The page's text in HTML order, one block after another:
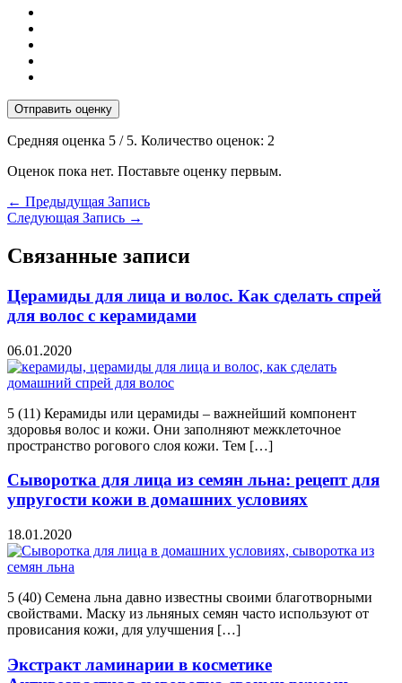
Отправить оценку
Средняя оценка 5 / 5. Количество оценок: 2
Оценок пока нет. Поставьте оценку первым.
← Предыдущая Запись
Следующая Запись →
Связанные записи
Церамиды для лица и волос. Как сделать спрей
для волос с керамидами
06.01.2020
5 (11) Керамиды или церамиды – важнейший компонент
здоровья волос и кожи. Они заполняют межклеточное
пространство рогового слоя кожи. Тем […]
Сыворотка для лица из семян льна: рецепт для
упругости кожи в домашних условиях
18.01.2020
5 (40) Семена льна давно известны своими благотворными
свойствами. Маску из льняных семян часто используют от
провисания кожи, для улучшения […]
Экстракт ламинарии в косметике